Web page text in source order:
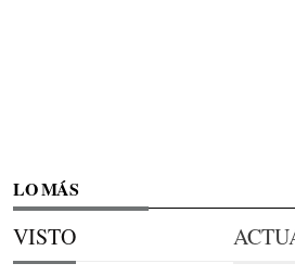
LO MÁS
VISTO